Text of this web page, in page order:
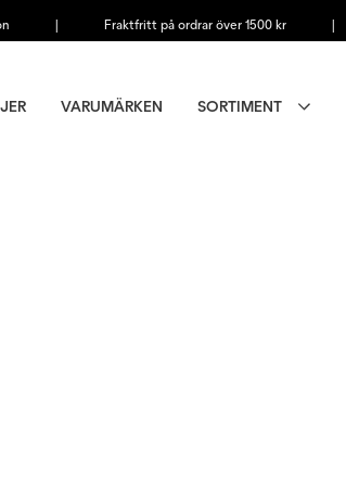
| Fraktfritt på ordrar över 1500 kr |
VARUMÄRKEN SORTIMENT